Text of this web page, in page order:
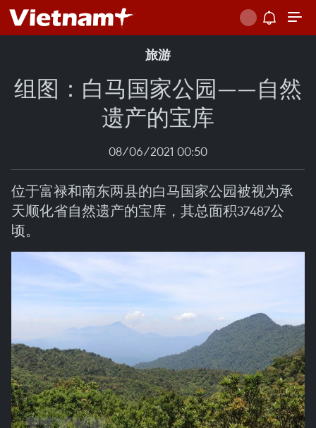
旅游
组图：白马国家公园——自然
遗产的宝库
08/06/2021 00:50
位于富禄和南东两县的白马国家公园被视为承
天顺化省自然遗产的宝库，其总面积37487公
顷。